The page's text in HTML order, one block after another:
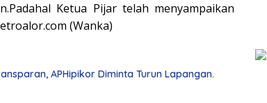
Ketua Pijar telah menyampaikan
(Wanka)
APHipikor Diminta Turun Lapangan.